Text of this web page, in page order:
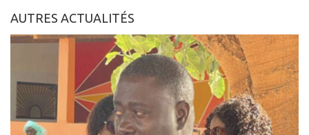
AUTRES ACTUALITÉS